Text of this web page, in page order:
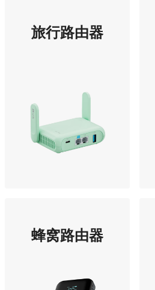
旅行路由器
蜂窝路由器